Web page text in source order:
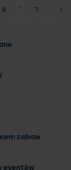
3 … 7
zabaw
eventów